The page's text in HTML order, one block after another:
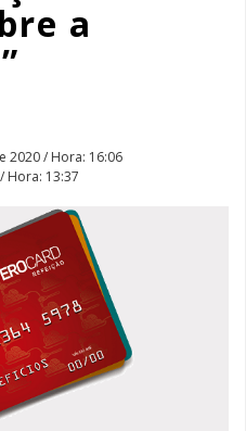
a
2020 / Hora: 16:06
Hora: 13:37